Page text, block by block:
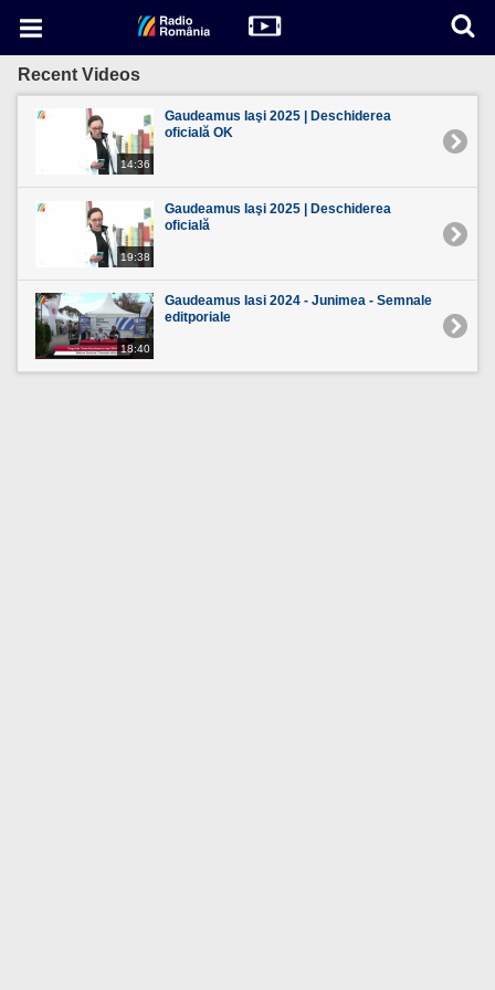
Recent Videos
14:36
Gaudeamus Iaşi 2025 | Deschiderea
oficială OK
19:38
Gaudeamus Iaşi 2025 | Deschiderea
oficială
18:40
Gaudeamus Iasi 2024 - Junimea - Semnale
editporiale